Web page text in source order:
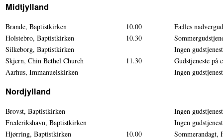
Midtjylland
Brande, Baptistkirken 10.00
Fælles
Holstebro, Baptistkirken
10.30
Silkeborg, Baptistkirken
Ingen
Skjern, Chin Bethel Church
11.30
Gudstjeneste på
Aarhus, Immanuelskirken
Ingen
Nordjylland
Brovst, Baptistkirken
Ingen
Frederikshavn, Baptistkirken
Ingen
Hjørring, Baptistkirken
10.00
Sommerandagt,